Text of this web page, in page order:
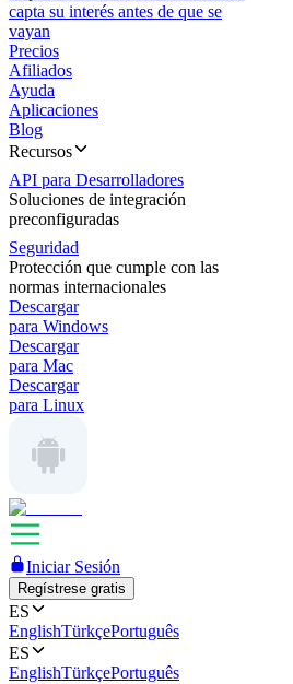
capta su interés antes de que se
vayan
Precios
Afiliados
Ayuda
Aplicaciones
Blog
Recursos
API para Desarrolladores
Soluciones de integración
preconfiguradas
Seguridad
Protección que cumple con las
normas internacionales
Descargar
para Windows
Descargar
para Mac
Descargar
para Linux
Iniciar Sesión
Regístrese gratis
ES
EnglishTürkçePortuguês
ES
EnglishTürkçePortuguês